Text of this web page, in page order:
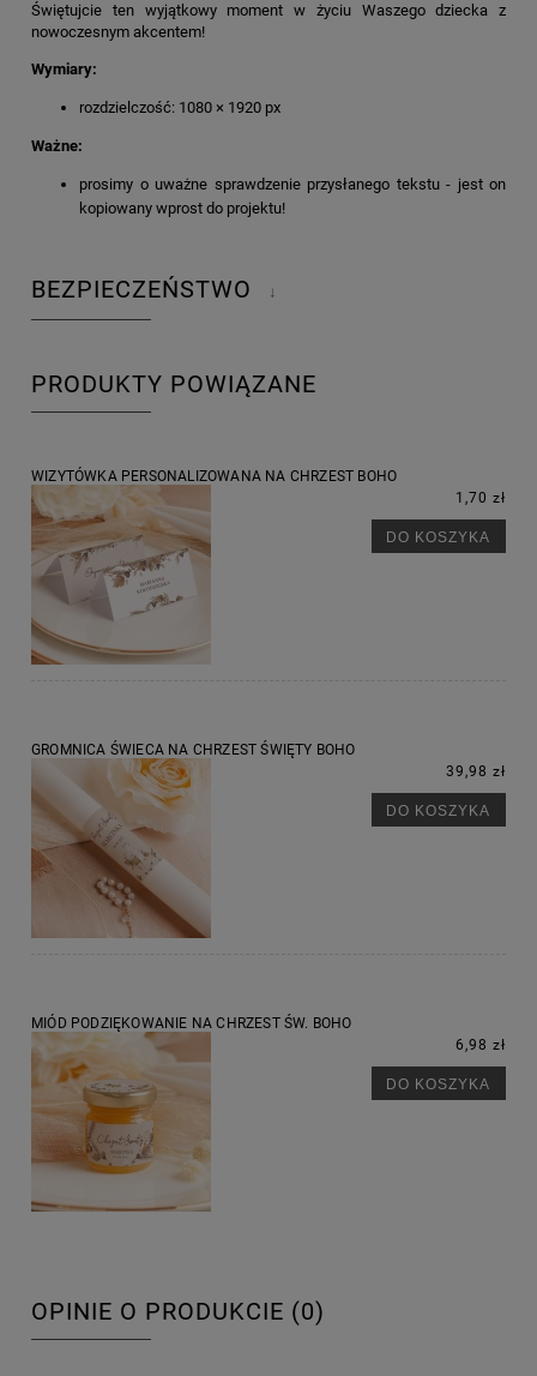
Świętujcie ten wyjątkowy moment w życiu Waszego dziecka z
nowoczesnym akcentem!
Wymiary:
rozdzielczość: 1080 × 1920 px
Ważne:
prosimy o uważne sprawdzenie przysłanego tekstu - jest on
kopiowany wprost do projektu!
BEZPIECZEŃSTWO ↓
PRODUKTY POWIĄZANE
WIZYTÓWKA PERSONALIZOWANA NA CHRZEST BOHO
1,70 zł
DO KOSZYKA
GROMNICA ŚWIECA NA CHRZEST ŚWIĘTY BOHO
39,98 zł
DO KOSZYKA
MIÓD PODZIĘKOWANIE NA CHRZEST ŚW. BOHO
6,98 zł
DO KOSZYKA
OPINIE O PRODUKCIE (0)